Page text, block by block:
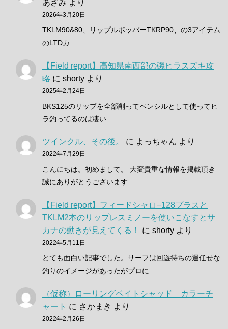
あざみ より
2026年3月20日
TKLM90&80、リップルポッパーTKRP90、の3アイテム
のLTDカ…
【Field report】高知県南西部の磯ヒラスズキ攻
略 に shorty より
2025年2月24日
BKS125のリップを全部削ってペンシルとして使ってヒ
ラ釣ってるのは凄い
ツインクル、その後。 に よっちゃん より
2022年7月29日
こんにちは。初めまして。 大変貴重な情報を掲載頂き
誠にありがとうございます…
【Field report】フィードシャロ−128プラスと
TKLM2本のリップレスミノーを使いこなすとサ
カナの動きが見えてくる！
に shorty より
2022年5月11日
とても面白い記事でした。サーフは回遊待ちの運任せな
釣りのイメージがあったがプロに…
（仮称）ローリングベイトシャッド カラーチ
ャート に さかまき より
2022年2月26日